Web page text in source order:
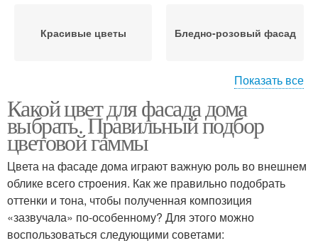
Красивые цветы Бледно-розовый фасад
Телесный фасад Фасад в италии
Цвета на фасаде Фасад к серой
Показать все
Какой цвет для фасада дома
выбрать. Правильный подбор
цветовой гаммы
Цвета на фасаде дома играют важную роль во внешнем
облике всего строения. Как же правильно подобрать
оттенки и тона, чтобы полученная композиция
«зазвучала» по-особенному? Для этого можно
воспользоваться следующими советами: